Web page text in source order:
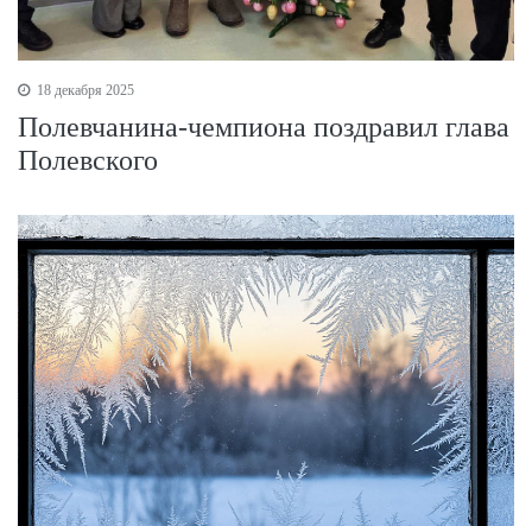
18 декабря 2025
Полевчанина-чемпиона поздравил глава
Полевского